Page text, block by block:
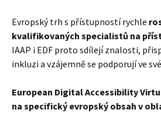
Evropský trh s přístupností rychle
kvalifikovaných specialistů na
IAAP i EDF proto sdílejí znalosti,
inkluzi a vzájemně se podporují ve
European Digital Accessibility
na specifický evropský obsah v